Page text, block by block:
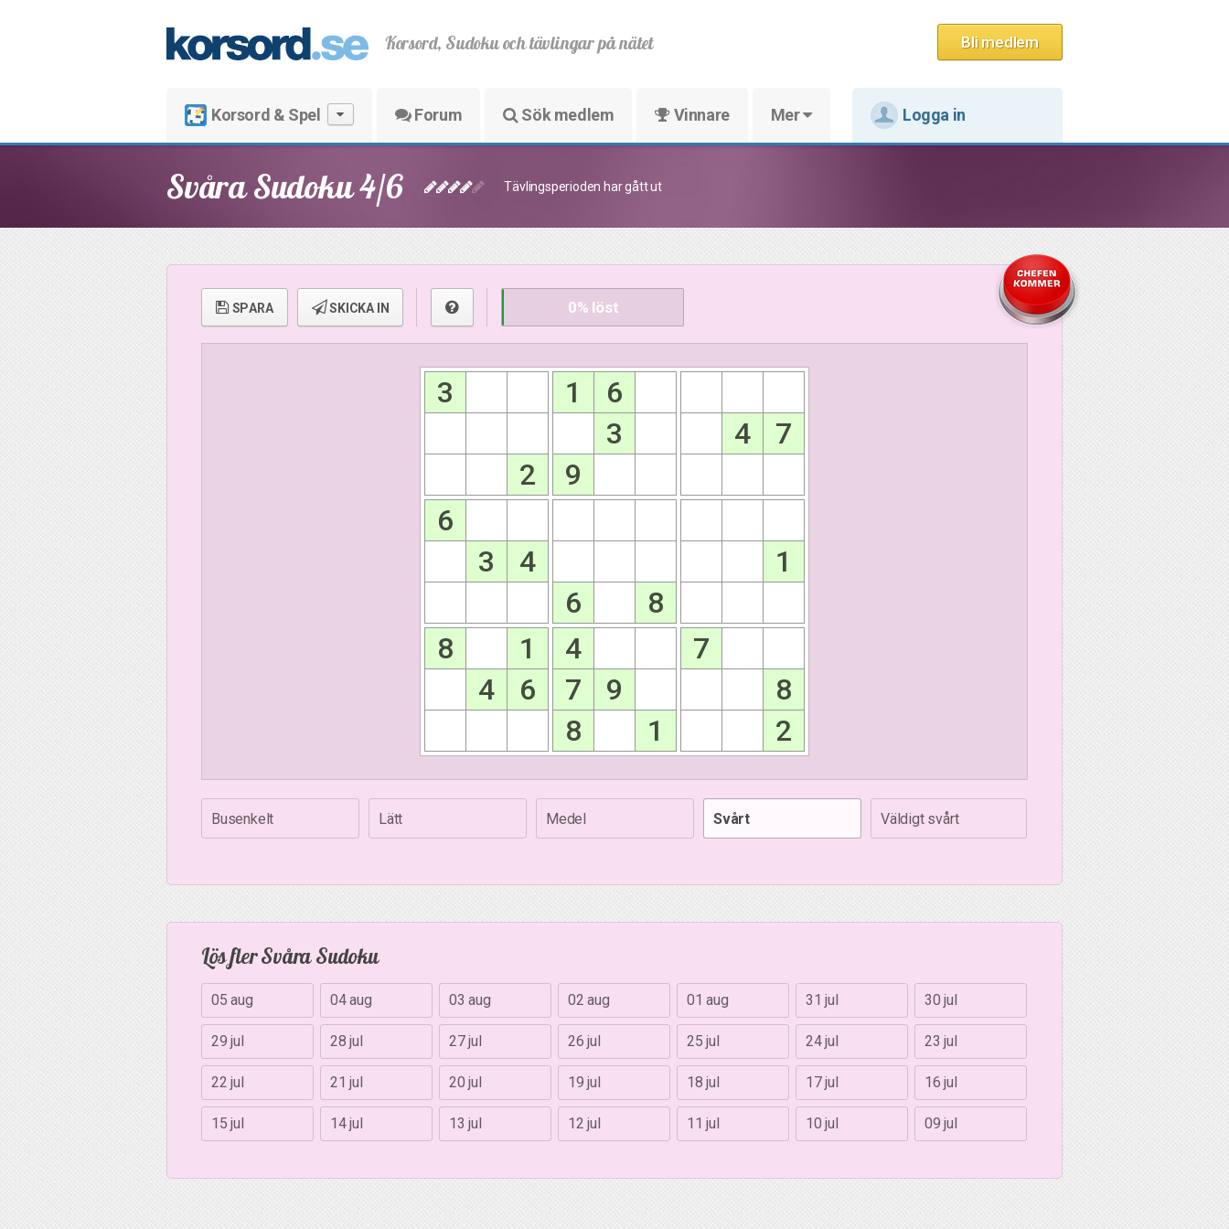
Bli medlem
Korsord, Sudoku och tävlingar på nätet
Korsord & Spel Forum Sök medlem Vinnare Mer Logga in
Svåra Sudoku 4/6 Tävlingsperioden har gått ut
SPARA SKICKA IN 0% löst
3 1
6
3
4
7
2
9
6
3
4
1
6
8
8
1 4
7
4
6 7 9
8
8
1 2
Busenkelt Lätt Medel Svårt Väldigt svårt
Lös fler Svåra Sudoku
05 aug 04 aug 03 aug 02 aug 01 aug 31 jul 30 jul
29 jul 28 jul 27 jul 26 jul 25 jul 24 jul 23 jul
22 jul 21 jul 20 jul 19 jul 18 jul 17 jul 16 jul
15 jul 14 jul 13 jul 12 jul 11 jul 10 jul 09 jul